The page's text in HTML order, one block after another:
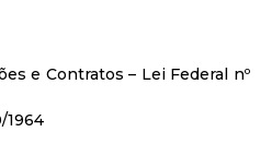
e Contratos – Lei Federal nº
1964